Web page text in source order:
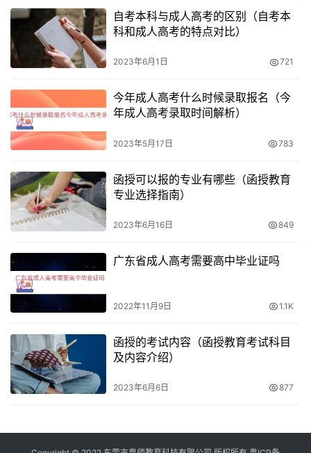
而报考专升本层次的考生年龄要求为23周岁及以上。
学历要求
或者同等学力，而报考高起本层次要求具备大专专科学历
（含中专、技校、职高）或者同等学力。报考专升本层次要
求具备高中学历或中职、技工、中等专业学校毕业。
报考专升本层次的考生还需要具备相应的工作经验，一般要
求工作满两年以上，具体以当地教育考试机构的规定为准。
健康状况
考生必须符合相应的健康状况要求，能够胜任学习和工作。
根据当地教育考试机构的规定，还可能有其他要求，例如语
言水平要求等。
自考本科与成人高考的区别（自考本
科和成人高考的特点对比）
2023年6月1日 721
今年成人高考什么时候录取报名（今
年成人高考录取时间解析）
2023年5月17日 783
函授可以报的专业有哪些（函授教育
专业选择指南）
2023年6月16日 849
广东省成人高考需要高中毕业证吗
2022年11月9日 1.1K
函授的考试内容（函授教育考试科目
及内容介绍）
2023年6月6日 877